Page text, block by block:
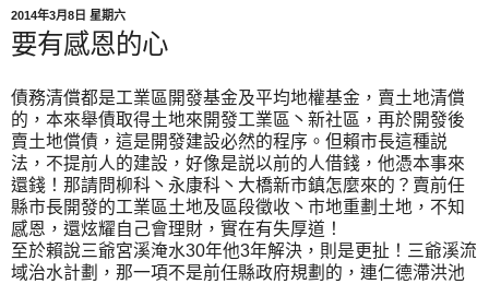
2014年3月8日 星期六
要有感恩的心
債務清償都是工業區開發基金及平均地權基金，賣土地清償
的，本來舉債取得土地來開發工業區丶新社區，再於開發後
賣土地償債，這是開發建設必然的程序。但賴市長這種説
法，不提前人的建設，好像是説以前的人借錢，他憑本事來
還錢！那請問柳科丶永康科丶大橋新市鎮怎麼來的？賣前任
縣市長開發的工業區土地及區段徵收丶市地重劃土地，不知
感恩，還炫耀自己會理財，實在有失厚道！
至於賴說三爺宮溪淹水30年他3年解決，則是更扯！三爺溪流
域治水計劃，那一項不是前任縣政府規劃的，連仁德滯洪池